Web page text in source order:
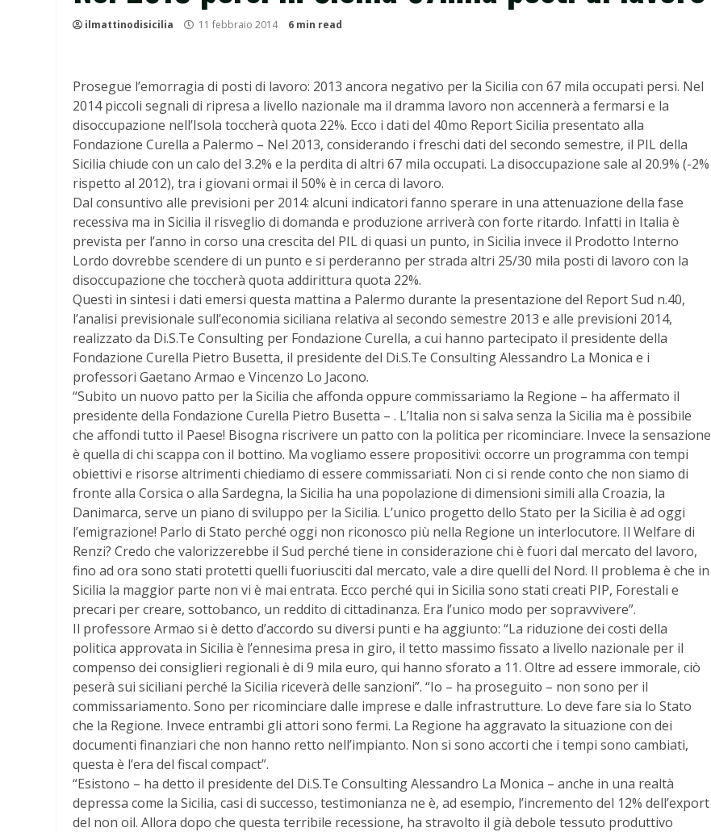
ilmattinodisicilia 11 febbraio 2014 6 min read
Prosegue l’emorragia di posti di lavoro: 2013 ancora negativo per la Sicilia con 67 mila occupati persi. Nel
2014 piccoli segnali di ripresa a livello nazionale ma il dramma lavoro non accennerà a fermarsi e la
disoccupazione nell’Isola toccherà quota 22%. Ecco i dati del 40mo Report Sicilia presentato alla
Fondazione Curella a Palermo – Nel 2013, considerando i freschi dati del secondo semestre, il PIL della
Sicilia chiude con un calo del 3.2% e la perdita di altri 67 mila occupati. La disoccupazione sale al 20.9% (-2%
rispetto al 2012), tra i giovani ormai il 50% è in cerca di lavoro.
Dal consuntivo alle previsioni per 2014: alcuni indicatori fanno sperare in una attenuazione della fase
recessiva ma in Sicilia il risveglio di domanda e produzione arriverà con forte ritardo. Infatti in Italia è
prevista per l’anno in corso una crescita del PIL di quasi un punto, in Sicilia invece il Prodotto Interno
Lordo dovrebbe scendere di un punto e si perderanno per strada altri 25/30 mila posti di lavoro con la
disoccupazione che toccherà quota addirittura quota 22%.
Questi in sintesi i dati emersi questa mattina a Palermo durante la presentazione del Report Sud n.40,
l’analisi previsionale sull’economia siciliana relativa al secondo semestre 2013 e alle previsioni 2014,
realizzato da Di.S.Te Consulting per Fondazione Curella, a cui hanno partecipato il presidente della
Fondazione Curella Pietro Busetta, il presidente del Di.S.Te Consulting Alessandro La Monica e i
professori Gaetano Armao e Vincenzo Lo Jacono.
“Subito un nuovo patto per la Sicilia che affonda oppure commissariamo la Regione – ha affermato il
presidente della Fondazione Curella Pietro Busetta – . L’Italia non si salva senza la Sicilia ma è possibile
che affondi tutto il Paese! Bisogna riscrivere un patto con la politica per ricominciare. Invece la sensazione
è quella di chi scappa con il bottino. Ma vogliamo essere propositivi: occorre un programma con tempi
obiettivi e risorse altrimenti chiediamo di essere commissariati. Non ci si rende conto che non siamo di
fronte alla Corsica o alla Sardegna, la Sicilia ha una popolazione di dimensioni simili alla Croazia, la
Danimarca, serve un piano di sviluppo per la Sicilia. L’unico progetto dello Stato per la Sicilia è ad oggi
l’emigrazione! Parlo di Stato perché oggi non riconosco più nella Regione un interlocutore. Il Welfare di
Renzi? Credo che valorizzerebbe il Sud perché tiene in considerazione chi è fuori dal mercato del lavoro,
fino ad ora sono stati protetti quelli fuoriusciti dal mercato, vale a dire quelli del Nord. Il problema è che in
Sicilia la maggior parte non vi è mai entrata. Ecco perché qui in Sicilia sono stati creati PIP, Forestali e
precari per creare, sottobanco, un reddito di cittadinanza. Era l’unico modo per sopravvivere”.
Il professore Armao si è detto d’accordo su diversi punti e ha aggiunto: “La riduzione dei costi della
politica approvata in Sicilia è l’ennesima presa in giro, il tetto massimo fissato a livello nazionale per il
compenso dei consiglieri regionali è di 9 mila euro, qui hanno sforato a 11. Oltre ad essere immorale, ciò
peserà sui siciliani perché la Sicilia riceverà delle sanzioni”. “Io – ha proseguito – non sono per il
commissariamento. Sono per ricominciare dalle imprese e dalle infrastrutture. Lo deve fare sia lo Stato
che la Regione. Invece entrambi gli attori sono fermi. La Regione ha aggravato la situazione con dei
documenti finanziari che non hanno retto nell’impianto. Non si sono accorti che i tempi sono cambiati,
questa è l’era del fiscal compact”.
“Esistono – ha detto il presidente del Di.S.Te Consulting Alessandro La Monica – anche in una realtà
depressa come la Sicilia, casi di successo, testimonianza ne è, ad esempio, l’incremento del 12% dell’export
del non oil. Allora dopo che questa terribile recessione, ha stravolto il già debole tessuto produttivo